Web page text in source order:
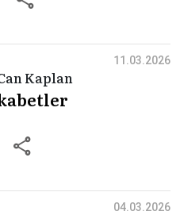
Kaplan
11.03.2026
04.03.2026